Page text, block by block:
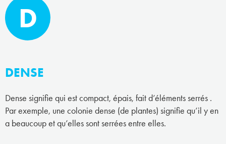
D
DENSE
Dense signifie qui est compact, épais, fait d’éléments serrés .
Par exemple, une colonie dense (de plantes) signifie qu’il y en
a beaucoup et qu’elles sont serrées entre elles.